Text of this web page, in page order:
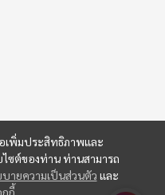
เพิ่มประสิทธิภาพและ
ซต์ของท่าน ท่านสามารถ
บายความเป็นส่วนตัว และ
กี้